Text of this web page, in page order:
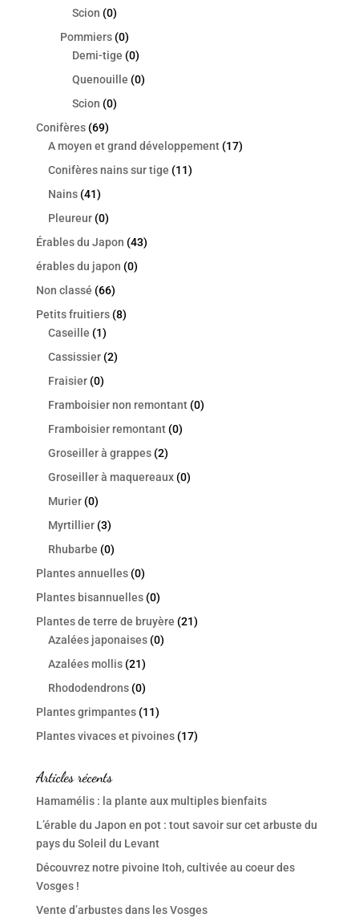
Scion (0)
Pommiers (0)
Demi-tige (0)
Quenouille (0)
Scion (0)
Conifères (69)
A moyen et grand développement (17)
Conifères nains sur tige (11)
Nains (41)
Pleureur (0)
Érables du Japon (43)
érables du japon (0)
Non classé (66)
Petits fruitiers (8)
Caseille (1)
Cassissier (2)
Fraisier (0)
Framboisier non remontant (0)
Framboisier remontant (0)
Groseiller à grappes (2)
Groseiller à maquereaux (0)
Murier (0)
Myrtillier (3)
Rhubarbe (0)
Plantes annuelles (0)
Plantes bisannuelles (0)
Plantes de terre de bruyère (21)
Azalées japonaises (0)
Azalées mollis (21)
Rhododendrons (0)
Plantes grimpantes (11)
Plantes vivaces et pivoines (17)
Articles récents
Hamamélis : la plante aux multiples bienfaits
L’érable du Japon en pot : tout savoir sur cet arbuste du
pays du Soleil du Levant
Découvrez notre pivoine Itoh, cultivée au coeur des
Vosges !
Vente d’arbustes dans les Vosges